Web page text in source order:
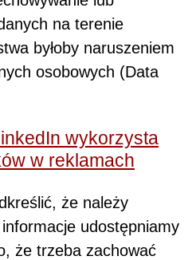
na terenie
byłoby naruszeniem
osobowych (Data
wykorzysta
w reklamach
że należy
udostępniamy
że trzeba zachować